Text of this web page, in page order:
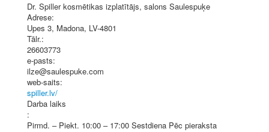
Dr. Spiller kosmētikas izplatītājs, salons Saulespuķe
Adrese:
Upes 3, Madona, LV-4801
Tālr.:
26603773
e-pasts:
ilze@saulespuke.com
web-saits:
spiller.lv/
Darba laiks
:
Pirmd. – Piekt. 10:00 – 17:00 Sestdiena Pēc pieraksta